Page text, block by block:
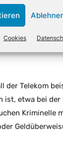
Cookies
das
den Inhalt
Ausnahme vor,
oder
der Telekom
ist, etwa bei
Kriminelle